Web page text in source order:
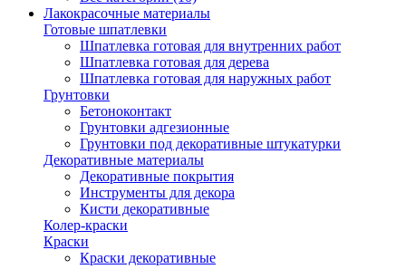
Лакокрасочные материалы
Готовые шпатлевки
Шпатлевка готовая для внутренних работ
Шпатлевка готовая для дерева
Шпатлевка готовая для наружных работ
Грунтовки
Бетоноконтакт
Грунтовки адгезионные
Грунтовки под декоративные штукатурки
Декоративные материалы
Декоративные покрытия
Инструменты для декора
Кисти декоративные
Колер-краски
Краски
Краски декоративные